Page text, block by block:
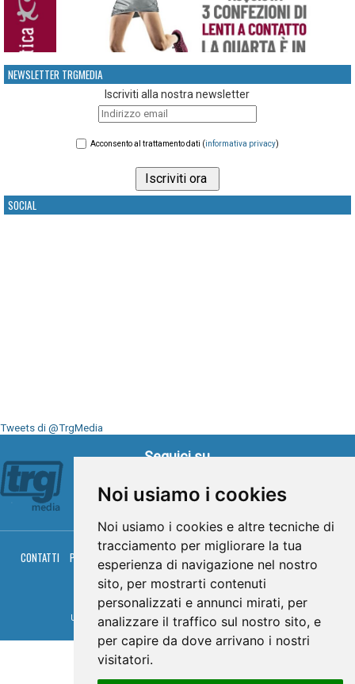
Noi usiamo i cookies
Noi usiamo i cookies e altre tecniche di
tracciamento per migliorare la tua
esperienza di navigazione nel nostro
sito, per mostrarti contenuti
personalizzati e annunci mirati, per
analizzare il traffico sul nostro sito, e
per capire da dove arrivano i nostri
visitatori.
NEWSLETTER TRGMEDIA
Iscriviti alla nostra newsletter
Acconsento al trattamento dati (informativa privacy)
SOCIAL
Tweets di @TrgMedia
Seguici su
CONTATTI PRIVACY COOKIES PALINSESTO DIRETTA TV
DIRETTA RADIO
RGM HITRADIO
© TRG Media 2005-2026
Umbria Televisioni s.r.l. - P.I.00496230541 - www.trgmedia.it- Powered by